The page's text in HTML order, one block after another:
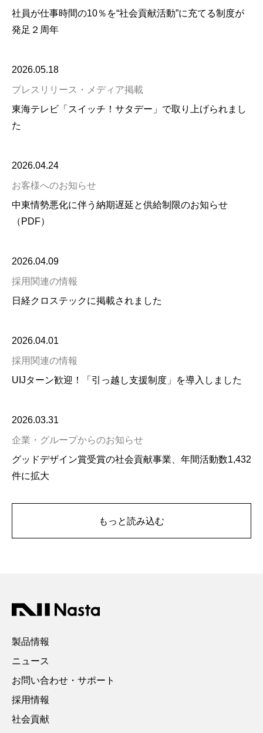
社員が仕事時間の10％を“社会貢献活動”に充てる制度が
発足２周年
2026.05.18
プレスリリース・メディア掲載
東海テレビ「スイッチ！サタデー」で取り上げられまし
た
2026.04.24
お客様へのお知らせ
中東情勢悪化に伴う納期遅延と供給制限のお知らせ
（PDF）
2026.04.09
採用関連の情報
日経クロステックに掲載されました
2026.04.01
採用関連の情報
UIJターン歓迎！「引っ越し支援制度」を導入しました
2026.03.31
企業・グループからのお知らせ
グッドデザイン賞受賞の社会貢献事業、年間活動数1,432
件に拡大
もっと読み込む
製品情報
ニュース
お問い合わせ・サポート
採用情報
社会貢献